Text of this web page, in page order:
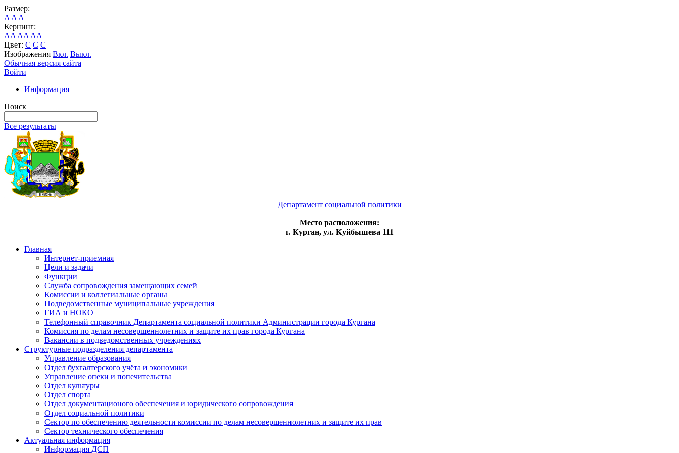
Размер:
A A A
Кернинг:
AA AA AA
Цвет: C C C
Изображения Вкл. Выкл.
Обычная версия сайта
Войти
Информация
Поиск
Все результаты
Департамент социальной политики
Место расположения:
г. Курган, ул. Куйбышева 111
Главная
Интернет-приемная
Цели и задачи
Функции
Служба сопровождения замещающих семей
Комиссии и коллегиальные органы
Подведомственные муниципальные учреждения
ГИА и НОКО
Телефонный справочник Департамента социальной политики Администрации города Кургана
Комиссия по делам несовершеннолетних и защите их прав города Кургана
Вакансии в подведомственных учреждениях
Структурные подразделения департамента
Управление образования
Отдел бухгалтерского учёта и экономики
Управление опеки и попечительства
Отдел культуры
Отдел спорта
Отдел документационого обеспечения и юридического сопровождения
Отдел социальной политики
Сектор по обеспечению деятельности комиссии по делам несовершеннолетних и защите их прав
Сектор технического обеспечения
Актуальная информация
Информация ДСП